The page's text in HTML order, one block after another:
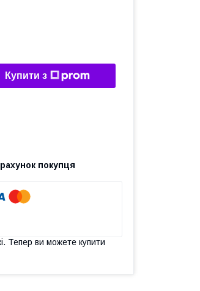
Купити з
покупця
Тепер ви можете купити